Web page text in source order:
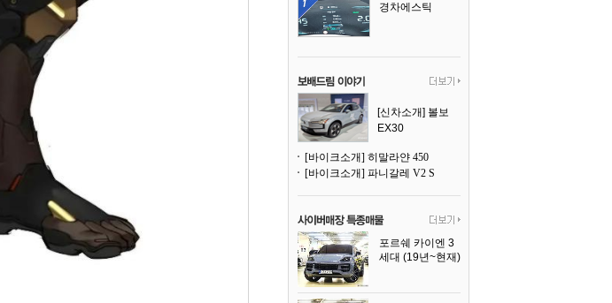
경차에스틱
[신차소개] 볼보
EX30
[바이크소개] 히말라얀 450
[바이크소개] 파니갈레 V2 S
포르쉐 카이엔 3
세대 (19년~현재)